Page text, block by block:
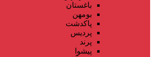
باغستان
بومهن
پاکدشت
پردیس
پرند
پیشوا